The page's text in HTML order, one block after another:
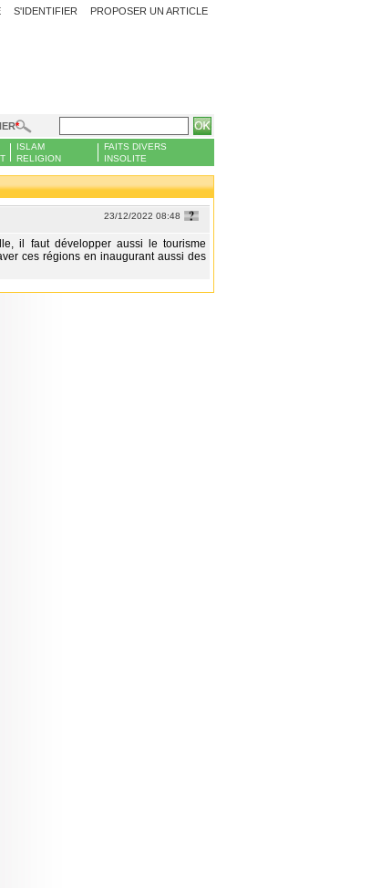
PROPOSER UN ARTICLE
S'IDENTIFIER
ISLAM
RELIGION
FAITS DIVERS
INSOLITE
23/12/2022 08:48
il faut développer aussi le tourisme
ces régions en inaugurant aussi des